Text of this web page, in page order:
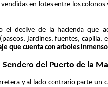
en lotes entre los
el declive de la hacienda que
jardines, fuentes, capilla,
que cuenta con arboles
Sendero del Puerto de la
y al lado contrario parte un